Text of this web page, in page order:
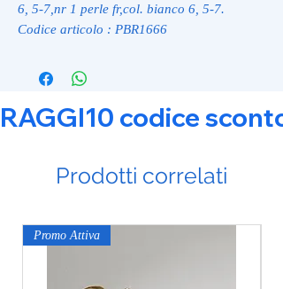
6, 5-7,nr 1 perle fr,col. bianco 6, 5-7.
Codice articolo : PBR1666
RAGGI10 codice
Prodotti correlati
Promo Attiva